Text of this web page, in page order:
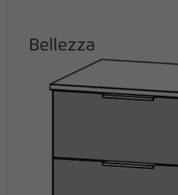
Bellezza